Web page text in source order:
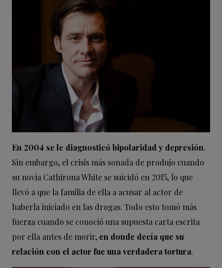
En 2004 se le diagnosticó bipolaridad y depresión.
Sin embargo, el crisis más sonada de produjo cuando
su novia Cathirona White se suicidó en 2015, lo que
llevó a que la familia de ella a acusar al actor de
haberla iniciado en las drogas. Todo esto tomó más
fuerza cuando se conoció una supuesta carta escrita
por ella antes de morir, en donde decía que su
relación con el actor fue una verdadera tortura.